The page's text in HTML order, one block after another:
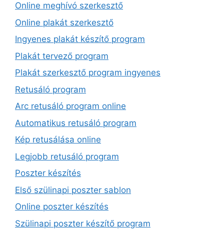
Online meghívó szerkesztő
Online plakát szerkesztő
Ingyenes plakát készítő program
Plakát tervező program
Plakát szerkesztő program ingyenes
Retusáló program
Arc retusáló program online
Automatikus retusáló program
Kép retusálása online
Legjobb retusáló program
Poszter készítés
Első szülinapi poszter sablon
Online poszter készítés
Szülinapi poszter készítő program